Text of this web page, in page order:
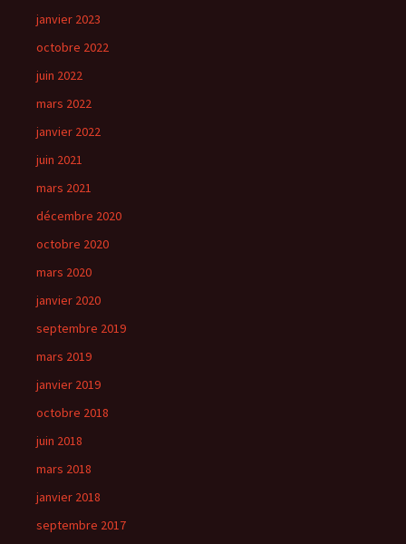
janvier 2023
octobre 2022
juin 2022
mars 2022
janvier 2022
juin 2021
mars 2021
décembre 2020
octobre 2020
mars 2020
janvier 2020
septembre 2019
mars 2019
janvier 2019
octobre 2018
juin 2018
mars 2018
janvier 2018
septembre 2017